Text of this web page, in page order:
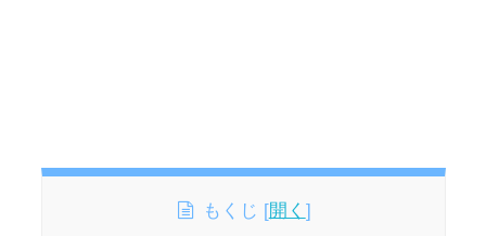
もくじ [開く ]